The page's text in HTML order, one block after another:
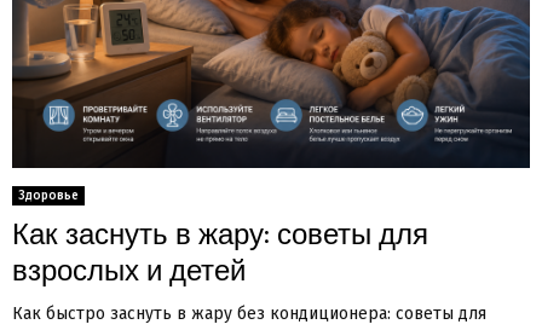
Здоровье
Как заснуть в жару: советы для
взрослых и детей
Как быстро заснуть в жару без кондиционера: советы для